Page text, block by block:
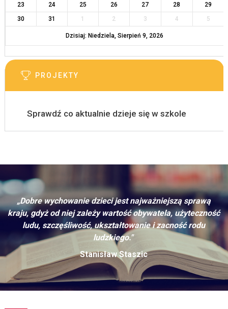
23
24 25 26 27 28
29
30
31 1 2 3 4 5
Dzisiaj: Niedziela, Sierpień 9, 2026
PROJEKTY
Sprawdź co aktualnie dzieje się w szkole
„Dobre wychowanie dzieci jest najważniejszą sprawą
kraju, gdyż od niej zależy wartość obywatela, użyteczność
ludu, szczęśliwość, ukształtowanie i zacność rodu
ludzkiego."
Stanisław Staszic